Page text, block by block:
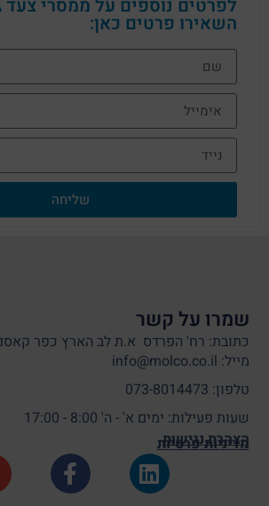
השאירו פרטים כאן:
שליחה
שמרו על קשר
כתובת: רח' הפרדס א.ת לב הארץ כפר קאסם
מייל: info@molco.co.il
טלפון: 073-8014473
שעות פעילות: ימים א' - ה' 8:00 - 17:00
הצהרת נגישות
מדיניות פרטיות